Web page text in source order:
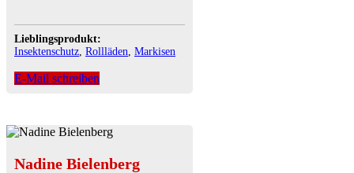
Lieblingsprodukt:
Insektenschutz Rollläden Markisen
E-Mail schreiben
Nadine Bielenberg